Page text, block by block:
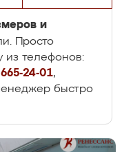
и
Просто
из телефонов:
24-01,
быстро